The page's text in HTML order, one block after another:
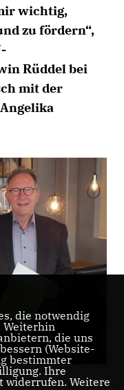
wichtig,
zu fördern“,
Rüddel bei
mit der
die notwendig
Weiterhin
die uns
(Website-
bestimmter
Ihre
widerrufen. Weitere